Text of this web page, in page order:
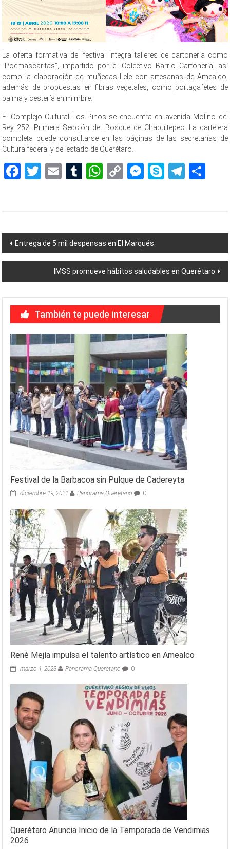
La oferta formativa del festival integra talleres de cartonería como
“Poemascaritas”, impartido por el Colectivo Barrio Cartonería, así
como la elaboración de muñecas Lele con artesanas de Amealco,
además de propuestas en fibras vegetales, como portagafetes de
palma y cestería en mimbre.
El Complejo Cultural Los Pinos se encuentra en avenida Molino del
Rey 252, Primera Sección del Bosque de Chapultepec. La cartelera
completa puede consultarse en las páginas de las secretarías de
Cultura federal y del estado de Querétaro.
Facebook
Twitter
EmailTumblr
WhatsApp
CopyMessenger
Skype
Navegación
de
entradas
Entrega de 5 mil despensas en El Marqués
IMSS promueve hábitos saludables en Querétaro
También te puede interesar
Festival de la Barbacoa sin Pulque de Cadereyta
diciembre 19, 2021 Panorama Queretano 0
René Mejía impulsa el talento artístico en Amealco
marzo 1, 2023 Panorama Queretano 0
Querétaro Anuncia Inicio de la Temporada de Vendimias
2026